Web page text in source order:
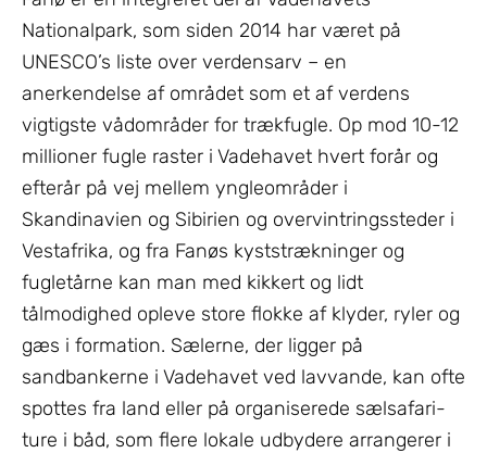
Nationalpark, som siden 2014 har været på
UNESCO’s liste over verdensarv – en
anerkendelse af området som et af verdens
vigtigste vådområder for trækfugle. Op mod 10-12
millioner fugle raster i Vadehavet hvert forår og
efterår på vej mellem yngleområder i
Skandinavien og Sibirien og overvintringssteder i
Vestafrika, og fra Fanøs kyststrækninger og
fugletårne kan man med kikkert og lidt
tålmodighed opleve store flokke af klyder, ryler og
gæs i formation. Sælerne, der ligger på
sandbankerne i Vadehavet ved lavvande, kan ofte
spottes fra land eller på organiserede sælsafari-
ture i båd, som flere lokale udbydere arrangerer i